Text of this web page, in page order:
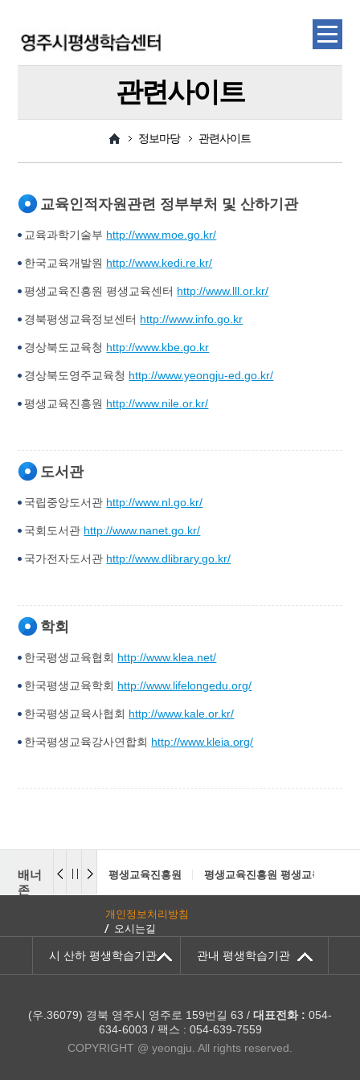
관련사이트
정보마당 관련사이트
교육인적자원관련 정부부처 및 산하기관
교육과학기술부 http://www.moe.go.kr/
한국교육개발원 http://www.kedi.re.kr/
평생교육진흥원 평생교육센터 http://www.lll.or.kr/
경북평생교육정보센터 http://www.info.go.kr
경상북도교육청 http://www.kbe.go.kr
경상북도영주교육청 http://www.yeongju-ed.go.kr/
평생교육진흥원 http://www.nile.or.kr/
도서관
국립중앙도서관 http://www.nl.go.kr/
국회도서관 http://www.nanet.go.kr/
국가전자도서관 http://www.dlibrary.go.kr/
학회
한국평생교육협회 http://www.klea.net/
한국평생교육학회 http://www.lifelongedu.org/
한국평생교육사협회 http://www.kale.or.kr/
한국평생교육강사연합회 http://www.kleia.org/
배너
존
평생교육진흥원 평생교육진흥원 평생교육센터
개인정보처리방침
오시는길
시 산하 평생학습기관 관내 평생학습기관
(우.36079) 경북 영주시 영주로 159번길 63 / 대표전화 : 054-
634-6003 / 팩스 : 054-639-7559
COPYRIGHT @ yeongju. All rights reserved.